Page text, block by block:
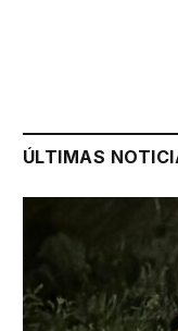
ÚLTIMAS